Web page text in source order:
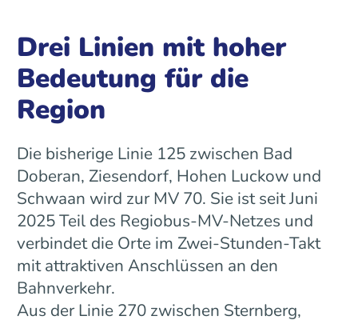
Drei Linien mit hoher
Bedeutung für die
Region
Die bisherige Linie 125 zwischen Bad
Doberan, Ziesendorf, Hohen Luckow und
Schwaan wird zur MV 70. Sie ist seit Juni
2025 Teil des Regiobus-MV-Netzes und
verbindet die Orte im Zwei-Stunden-Takt
mit attraktiven Anschlüssen an den
Bahnverkehr.
Aus der Linie 270 zwischen Sternberg,